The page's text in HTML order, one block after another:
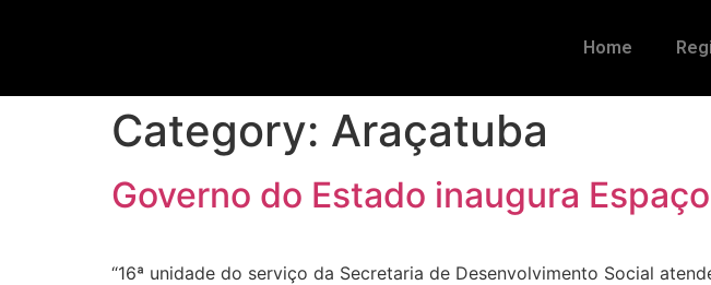
Home
Category: Araçatuba
Governo do Estado inaugura
“16ª unidade do serviço da Secretaria de Desenvolvimento Social